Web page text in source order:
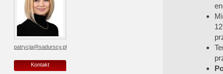
patrycja@sadurscy.pl
Kontakt